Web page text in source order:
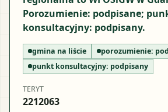
Porozumienie: podpisane;
konsultacyjny: podpisany.
gmina na liście porozumienie:
punkt konsultacyjny: podpisany
TERYT
2212063